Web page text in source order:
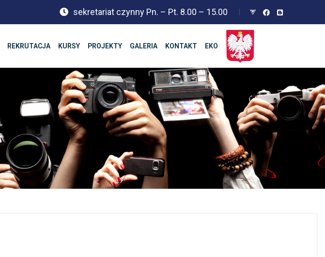
sekretariat czynny Pn. – Pt. 8.00 – 15.00
REKRUTACJA KURSY PROJEKTY GALERIA KONTAKT EKO